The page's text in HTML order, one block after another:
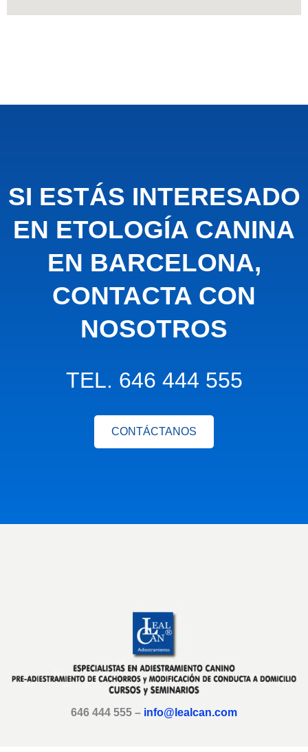
SI ESTÁS INTERESADO
EN ETOLOGÍA CANINA
EN BARCELONA,
CONTACTA CON
NOSOTROS
TEL. 646 444 555
CONTÁCTANOS
646 444 555 – info@lealcan.com